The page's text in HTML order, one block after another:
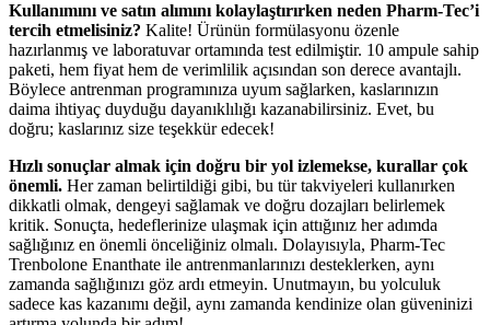
Kullanımını ve satın alımını kolaylaştırırken neden Pharm-Tec’i
tercih etmelisiniz? Kalite! Ürünün formülasyonu özenle
hazırlanmış ve laboratuvar ortamında test edilmiştir. 10 ampule sahip
paketi, hem fiyat hem de verimlilik açısından son derece avantajlı.
Böylece antrenman programınıza uyum sağlarken, kaslarınızın
daima ihtiyaç duyduğu dayanıklılığı kazanabilirsiniz. Evet, bu
doğru; kaslarınız size teşekkür edecek!
Hızlı sonuçlar almak için doğru bir yol izlemekse, kurallar çok
önemli. Her zaman belirtildiği gibi, bu tür takviyeleri kullanırken
dikkatli olmak, dengeyi sağlamak ve doğru dozajları belirlemek
kritik. Sonuçta, hedeflerinize ulaşmak için attığınız her adımda
sağlığınız en önemli önceliğiniz olmalı. Dolayısıyla, Pharm-Tec
Trenbolone Enanthate ile antrenmanlarınızı desteklerken, aynı
zamanda sağlığınızı göz ardı etmeyin. Unutmayın, bu yolculuk
sadece kas kazanımı değil, aynı zamanda kendinize olan güveninizi